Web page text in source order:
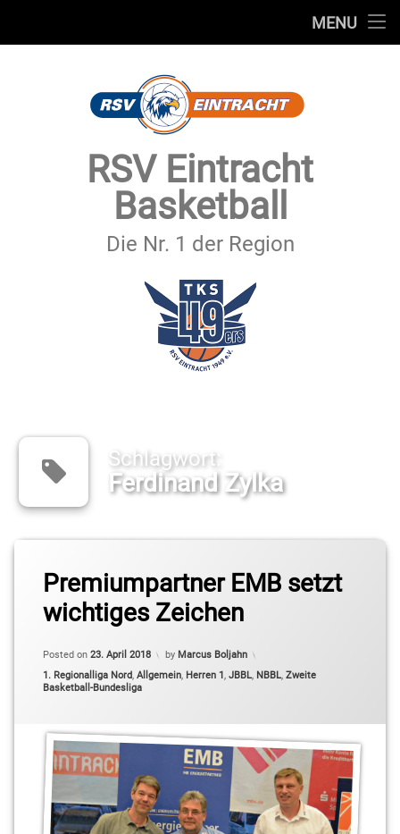
MENU
SECHSTER MANN
IMPRESSUM & DATENSCHUTZ
RSV Eintracht
Basketball
Die Nr. 1 der Region
Schlagwort:
Ferdinand Zylka
Premiumpartner EMB setzt
wichtiges Zeichen
Posted on 23. April 2018 by Marcus Boljahn
Categories:
1. Regionalliga Nord, Allgemein, Herren 1, JBBL, NBBL, Zweite
Basketball-Bundesliga
EMB
Ferdinand
Grüttner
Kleinmachnow
Marco
Rahn
Oliver